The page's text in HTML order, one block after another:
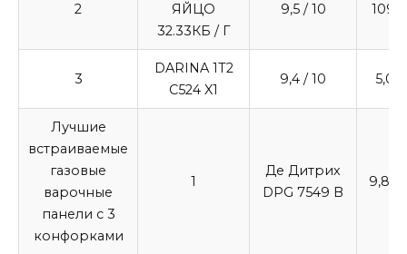
2
ЯЙЦО
32.33КБ / Г
9,5/ 10
3
DARINA 1T2
C524 X1
9,4 / 10
Лучшие
встраиваемые
газовые
варочные
панели с 3
конфорками
1
Де Дитрих
DPG 7549 B
9,8